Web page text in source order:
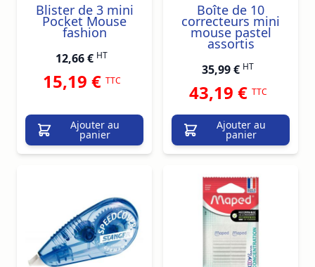
Blister de 3 mini
Pocket Mouse
fashion
12,66 € HT
15,19 € TTC
Ajouter au
panier
Boîte de 10
correcteurs mini
mouse pastel
assortis
35,99 € HT
43,19 € TTC
Ajouter au
panier